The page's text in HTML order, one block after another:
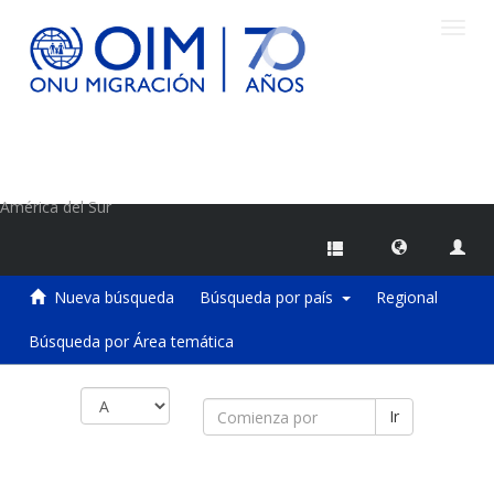
América del Sur
Nueva búsqueda Búsqueda por país Regional
Búsqueda por Área temática
Ir